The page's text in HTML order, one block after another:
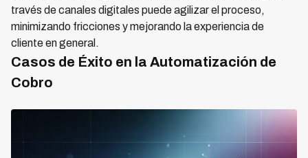
través de canales digitales puede agilizar el proceso,
minimizando fricciones y mejorando la experiencia de
cliente en general.
Casos de Éxito en la Automatización de
Cobro